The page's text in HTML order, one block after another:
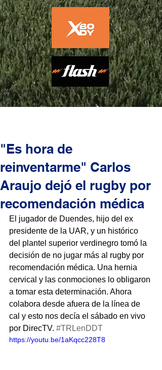
"Es hora de
reinventarme" Carlos
Araujo dejó el rugby por
recomendación médica
El jugador de Duendes, hijo del ex
presidente de la UAR, y un histórico
del plantel superior verdinegro tomó la
decisión de no jugar más al rugby por
recomendación médica. Una hernia
cervical y las conmociones lo obligaron
a tomar esta determinación. Ahora
colabora desde afuera de la línea de
cal y esto nos decía el sábado en vivo
por DirecTV. #TRLenDDT
https://youtu.be/1aKqcc228T8